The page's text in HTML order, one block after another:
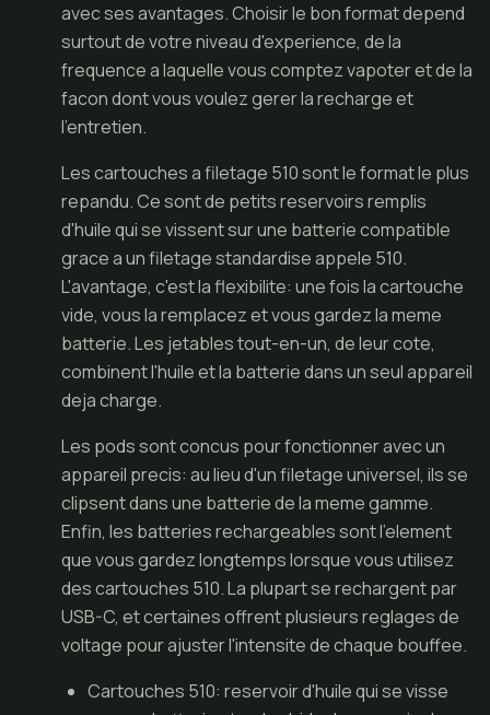
avec ses avantages. Choisir le bon format depend
surtout de votre niveau d'experience, de la
frequence a laquelle vous comptez vapoter et de la
facon dont vous voulez gerer la recharge et
l'entretien.
Les cartouches a filetage 510 sont le format le plus
repandu. Ce sont de petits reservoirs remplis
d'huile qui se vissent sur une batterie compatible
grace a un filetage standardise appele 510.
L'avantage, c'est la flexibilite: une fois la cartouche
vide, vous la remplacez et vous gardez la meme
batterie. Les jetables tout-en-un, de leur cote,
combinent l'huile et la batterie dans un seul appareil
deja charge.
Les pods sont concus pour fonctionner avec un
appareil precis: au lieu d'un filetage universel, ils se
clipsent dans une batterie de la meme gamme.
Enfin, les batteries rechargeables sont l'element
que vous gardez longtemps lorsque vous utilisez
des cartouches 510. La plupart se rechargent par
USB-C, et certaines offrent plusieurs reglages de
voltage pour ajuster l'intensite de chaque bouffee.
Cartouches 510: reservoir d'huile qui se visse